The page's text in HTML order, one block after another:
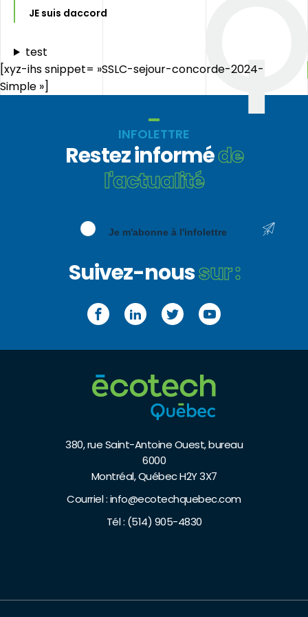
JE suis daccord
test
[xyz-ihs snippet= »SSLC-sejour-concorde-2024-
Simple »]
380, rue Saint-Antoine Ouest, bureau
6000
Montréal, Québec H2Y 3X7
Courriel :info@ecotechquebec.com
Tél : (514) 905-4830
INFOLETTRE
Restez informéde
l'actualité
Je m'abonne à l'infolettre
Suivez-noussur :
FacebookLinkedInTwitterYouTube